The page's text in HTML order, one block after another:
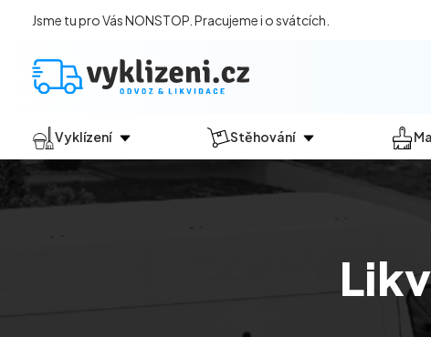
Jsme tu pro Vás NONSTOP. Pracujeme i o svátcích.
Vyklízení
Jak vyklízení probíhá?
Stěhování